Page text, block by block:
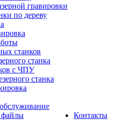
гравировки
по дереву
станков
станка
с ЧПУ
станка
Контакты